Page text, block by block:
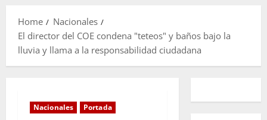
Home
Nacionales
El director del COE condena "teteos" y baños bajo la
lluvia y llama a la responsabilidad ciudadana
Nacionales Portada